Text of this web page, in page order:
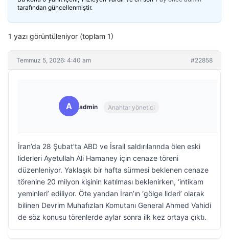
tarafından güncellenmiştir.
1 yazı görüntüleniyor (toplam 1)
Temmuz 5, 2026: 4:40 am #22858
A admin Anahtar yönetici
İran’da 28 Şubat’ta ABD ve İsrail saldırılarında ölen eski
liderleri Ayetullah Ali Hamaney için cenaze töreni
düzenleniyor. Yaklaşık bir hafta sürmesi beklenen cenaze
törenine 20 milyon kişinin katılması beklenirken, ‘intikam
yeminleri’ ediliyor. Öte yandan İran’ın ‘gölge lideri’ olarak
bilinen Devrim Muhafızları Komutanı General Ahmed Vahidi
de söz konusu törenlerde aylar sonra ilk kez ortaya çıktı.